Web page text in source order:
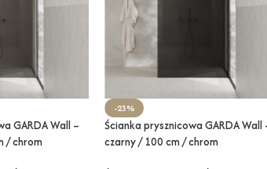
GARDA Wall –
/ chrom
-23%
Ścianka prysznicowa GARDA Wall
czarny / 100 cm / chrom